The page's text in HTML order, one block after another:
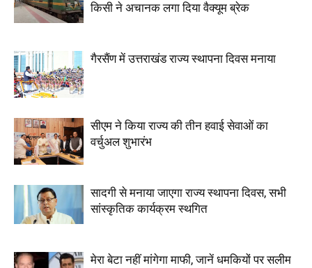
किसी ने अचानक लगा दिया वैक्यूम ब्रेक
गैरसैंण में उत्तराखंड राज्य स्थापना दिवस मनाया
सीएम ने किया राज्य की तीन हवाई सेवाओं का
वर्चुअल शुभारंभ
सादगी से मनाया जाएगा राज्य स्थापना दिवस, सभी
सांस्कृतिक कार्यक्रम स्थगित
मेरा बेटा नहीं मांगेगा माफी, जानें धमकियों पर सलीम